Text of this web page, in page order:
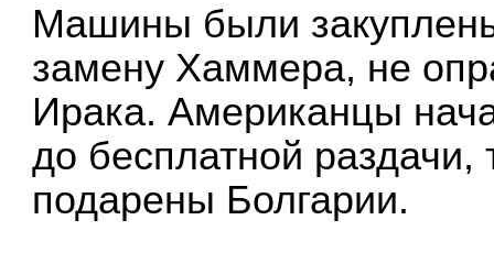
Машины были
замену Хаммера, не
Ирака. Американцы
до бесплатной
подарены Болгарии.